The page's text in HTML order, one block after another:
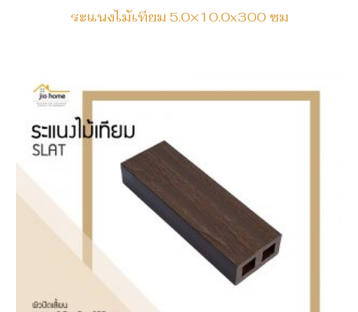
ระแนงไม้เทียม 5.0×10.0x300 ซม